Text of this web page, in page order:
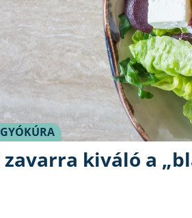
zavarra kiváló a